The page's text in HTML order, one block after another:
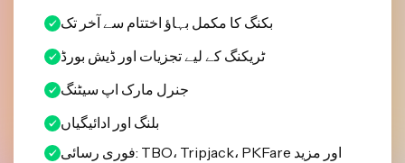
بکنگ کا مکمل بہاؤ اختتام سے آخر تک
ٹریکنگ کے لیے تجزیات اور ڈیش بورڈ
جنرل مارک اپ سیٹنگ
بلنگ اور ادائیگیاں
فوری رسائی: TBO، Tripjack، PKFare اور مزید